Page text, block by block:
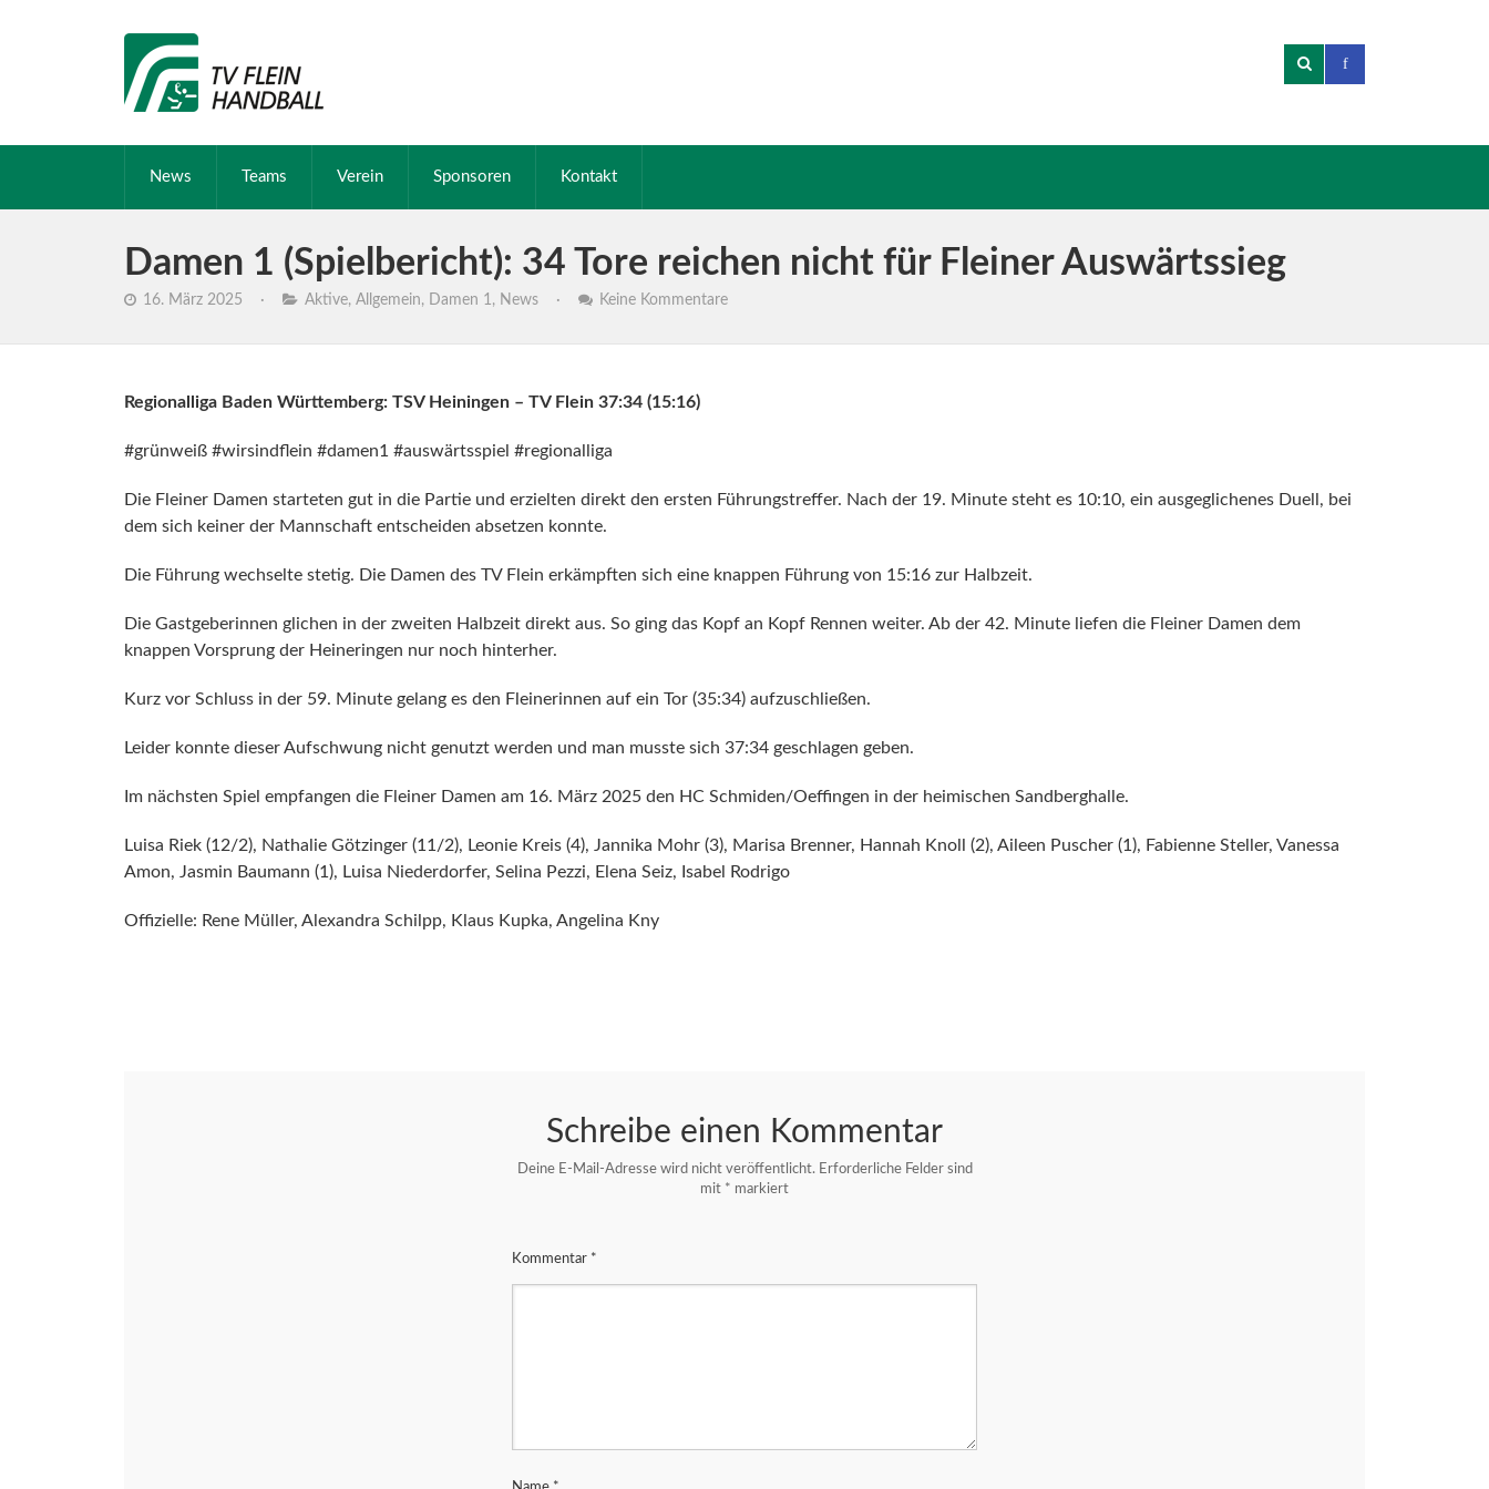
News Teams Verein Sponsoren Kontakt
Damen 1 (Spielbericht): 34 Tore reichen nicht für Fleiner Auswärtssieg
16. März 2025 · Aktive, Allgemein, Damen 1, News · Keine Kommentare
Regionalliga Baden Württemberg: TSV Heiningen – TV Flein 37:34 (15:16)
#grünweiß #wirsindflein #damen1 #auswärtsspiel #regionalliga
Die Fleiner Damen starteten gut in die Partie und erzielten direkt den ersten Führungstreffer. Nach der 19. Minute steht es 10:10, ein ausgeglichenes Duell, bei
dem sich keiner der Mannschaft entscheiden absetzen konnte.
Die Führung wechselte stetig. Die Damen des TV Flein erkämpften sich eine knappen Führung von 15:16 zur Halbzeit.
Die Gastgeberinnen glichen in der zweiten Halbzeit direkt aus. So ging das Kopf an Kopf Rennen weiter. Ab der 42. Minute liefen die Fleiner Damen dem
knappen Vorsprung der Heineringen nur noch hinterher.
Kurz vor Schluss in der 59. Minute gelang es den Fleinerinnen auf ein Tor (35:34) aufzuschließen.
Leider konnte dieser Aufschwung nicht genutzt werden und man musste sich 37:34 geschlagen geben.
Im nächsten Spiel empfangen die Fleiner Damen am 16. März 2025 den HC Schmiden/Oeffingen in der heimischen Sandberghalle.
Luisa Riek (12/2), Nathalie Götzinger (11/2), Leonie Kreis (4), Jannika Mohr (3), Marisa Brenner, Hannah Knoll (2), Aileen Puscher (1), Fabienne Steller, Vanessa
Amon, Jasmin Baumann (1), Luisa Niederdorfer, Selina Pezzi, Elena Seiz, Isabel Rodrigo
Offizielle: Rene Müller, Alexandra Schilpp, Klaus Kupka, Angelina Kny
Schreibe einen Kommentar
Deine E-Mail-Adresse wird nicht veröffentlicht. Erforderliche Felder sind
mit * markiert
Kommentar *